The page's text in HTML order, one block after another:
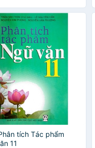
tích Tác phẩm
11